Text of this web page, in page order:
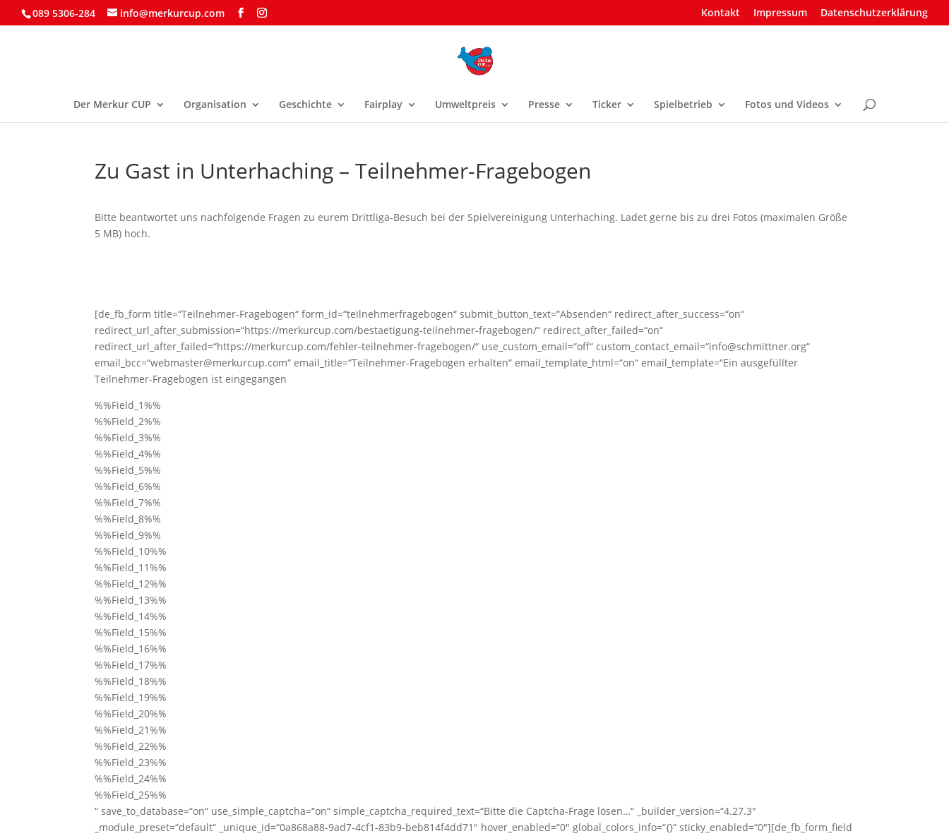
089 5306-284 info@merkurcup.com Kontakt Impressum Datenschutzerklärung
Der Merkur CUP Organisation Geschichte Fairplay Umweltpreis Presse Ticker Spielbetrieb Fotos und Videos
Zu Gast in Unterhaching – Teilnehmer-Fragebogen
Bitte beantwortet uns nachfolgende Fragen zu eurem Drittliga-Besuch bei der Spielvereinigung Unterhaching. Ladet gerne bis zu drei Fotos (maximalen Größe
5 MB) hoch.
[de_fb_form title=“Teilnehmer-Fragebogen“ form_id=“teilnehmerfragebogen“ submit_button_text=“Absenden“ redirect_after_success=“on“
redirect_url_after_submission=“https://merkurcup.com/bestaetigung-teilnehmer-fragebogen/“ redirect_after_failed=“on“
redirect_url_after_failed=“https://merkurcup.com/fehler-teilnehmer-fragebogen/“ use_custom_email=“off“ custom_contact_email=“info@schmittner.org“
email_bcc=“webmaster@merkurcup.com“ email_title=“Teilnehmer-Fragebogen erhalten“ email_template_html=“on“ email_template=“Ein ausgefüllter
Teilnehmer-Fragebogen ist eingegangen
%%Field_1%%
%%Field_2%%
%%Field_3%%
%%Field_4%%
%%Field_5%%
%%Field_6%%
%%Field_7%%
%%Field_8%%
%%Field_9%%
%%Field_10%%
%%Field_11%%
%%Field_12%%
%%Field_13%%
%%Field_14%%
%%Field_15%%
%%Field_16%%
%%Field_17%%
%%Field_18%%
%%Field_19%%
%%Field_20%%
%%Field_21%%
%%Field_22%%
%%Field_23%%
%%Field_24%%
%%Field_25%%
“ save_to_database=“on“ use_simple_captcha=“on“ simple_captcha_required_text=“Bitte die Captcha-Frage lösen…“ _builder_version=“4.27.3″
_module_preset=“default“ _unique_id=“0a868a88-9ad7-4cf1-83b9-beb814f4dd71″ hover_enabled=“0″ global_colors_info=“{}“ sticky_enabled=“0″][de_fb_form_field